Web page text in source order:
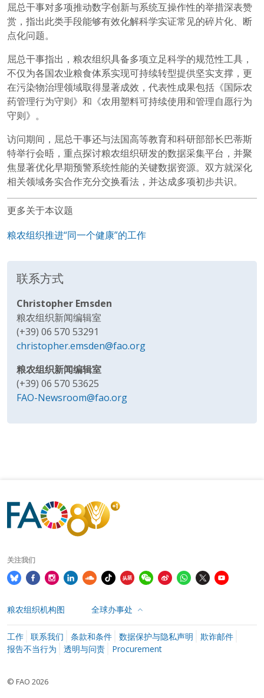
屈总干事对多项推动数字创新与系统互操作性的举措深表赞
赏，指出此类手段能够有效化解科学实证常见的碎片化、断
点化问题。
屈总干事指出，粮农组织具备多项立足科学的规范性工具，
不仅为各国农业粮食体系实现可持续转型提供坚实支撑，更
在污染物治理领域取得显著成效，代表性成果包括《国际农
药管理行为守则》和《农用塑料可持续使用和管理自愿行为
守则》。
访问期间，屈总干事还与法国高等教育和科研部部长巴蒂斯
特举行会晤，重点探讨粮农组织研发的数据采集平台，并聚
焦显著优化早期预警系统性能的关键数据资源。双方就深化
相关领域务实合作充分交换看法，并达成多项初步共识。
更多关于本议题
粮农组织推进“同一个健康”的工作
联系方式
Christopher Emsden
粮农组织新闻编辑室
(+39) 06 570 53291
christopher.emsden@fao.org
粮农组织新闻编辑室
(+39) 06 570 53625
FAO-Newsroom@fao.org
关注我们
粮农组织机构图 全球办事处
工作 联系我们 条款和条件 数据保护与隐私声明
欺诈邮件
报告不当行为
透明与问责 Procurement
© FAO 2026